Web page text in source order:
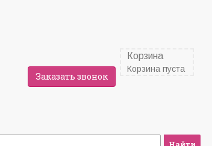
Заказать звонок
Корзина
Корзина пуста